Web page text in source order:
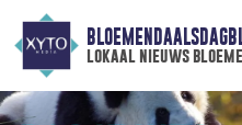
lokaal nieuws